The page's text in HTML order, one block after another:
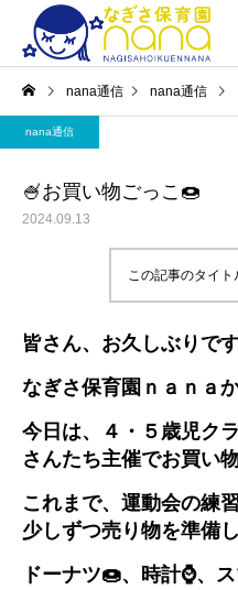
nana通信 nana通信
nana通信
🍧お買い物ごっこ🍩
2024.09.13
この記事のタイ
皆さん、お久しぶりです
なぎさ保育園ｎａｎａ
今日は、４・５歳児ク
さんたち主催でお買い
これまで、運動会の練
少しずつ売り物を準備
ドーナツ🍩、時計⌚、